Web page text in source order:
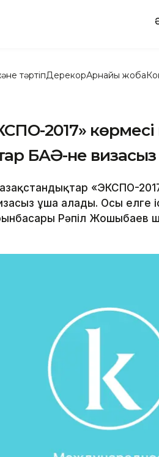
тәртіпДерекқорАрнайы жоба
2017»
БАӘ-не
«ЭКСПО-
ұша алады. Осы елге
Рәпіл Жошыбаев